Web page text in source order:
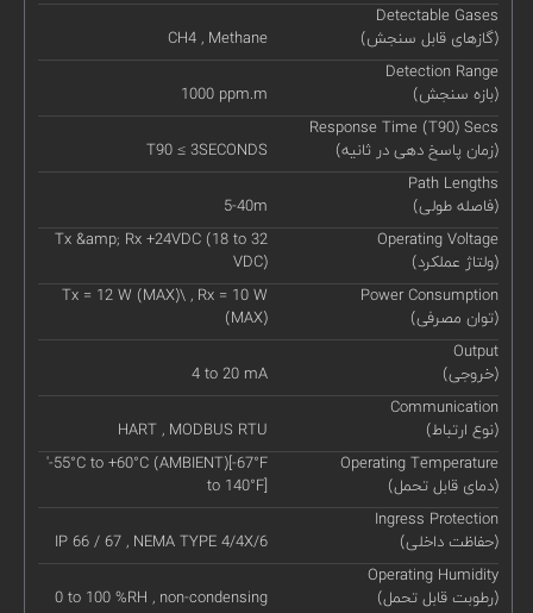
Detectable Gases
(گازهای قابل سنجش)
CH4 , Methane
Detection Range
(بازه سنجش)
1000 ppm.m
Response Time (T90) Secs
(زمان پاسخ دهی در ثانیه)
T90 ≤ 3SECONDS
Path Lengths
(فاصله طولی)
5-40m
Operating Voltage
(ولتاژ عملکرد)
Tx &amp; Rx +24VDC (18 to 32
VDC)
Power Consumption
(توان مصرفی)
Tx = 12 W (MAX)\ , Rx = 10 W
(MAX)
Output
(خروجی)
4 to 20 mA
Communication
(نوع ارتباط)
HART , MODBUS RTU
Operating Temperature
(دمای قابل تحمل)
'-55°C to +60°C (AMBIENT)[-67°F
to 140°F]
Ingress Protection
(حفاظت داخلی)
IP 66 / 67 , NEMA TYPE 4/4X/6
Operating Humidity
(رطوبت قابل تحمل)
0 to 100 %RH , non-condensing